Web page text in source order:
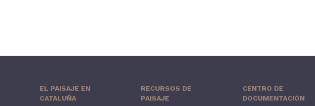
EL PAISAJE EN
CATALUÑA
RECURSOS DE
PAISAJE
CENTRO DE
DOCUMENTACIÓN